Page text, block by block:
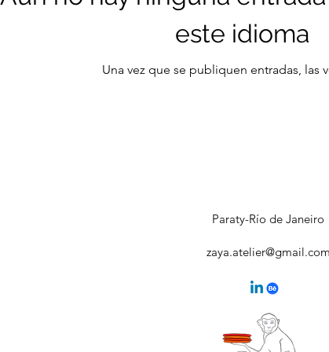
este idioma
Una vez que se publiquen entradas, las
Paraty-Río de Janeiro
zaya.atelier@gmail.com